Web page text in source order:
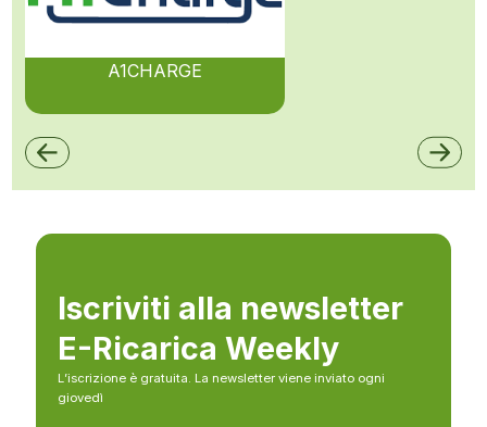
A1CHARGE
Iscriviti alla newsletter
E-Ricarica Weekly
L’iscrizione è gratuita. La newsletter viene inviato ogni
giovedì